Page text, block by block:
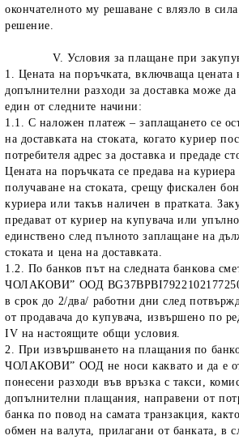
окончателното му решаване с влязло в
решение.
V. Условия за плащане при
1. Цената на поръчката, включваща цената
допълнителни разходи за доставка може да
един от следните начини:
1.1. С наложен платеж – заплащането се
на доставката на стоката, когато куриер
потребителя адрес за доставка и предаде
Цената на поръчката се предава на
получаване на стоката, срещу фискален
куриера или такъв наличен в пратката.
предават от куриер на купувача или
единствено след пълното заплащане на
стоката и цена на доставката.
1.2. По банков път на следната банкова
ЧОЛАКОВИ” ООД
в срок до 2/два/ работни дни след
от продавача до купувача, извършено по
IV на настоящите общи условия.
2. При извършването на плащания по
ЧОЛАКОВИ” ООД не носи каквато и да е
понесени разходи във връзка с такси,
допълнителни плащания, направени от
банка по повод на самата транзакция,
обмен на валута, прилагани от банката, в